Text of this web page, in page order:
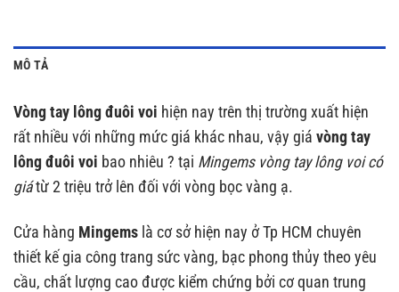
MÔ TẢ
Vòng tay lông đuôi voi hiện nay trên thị trường xuất hiện
rất nhiều với những mức giá khác nhau, vậy giá vòng tay
lông đuôi voi bao nhiêu ? tại Mingems vòng tay lông voi có
giátừ 2 triệu trở lên đối với vòng bọc vàng ạ.
Cửa hàng Mingems là cơ sở hiện nay ở Tp HCM chuyên
thiết kế gia công trang sức vàng, bạc phong thủy theo yêu
cầu, chất lượng cao được kiểm chứng bởi cơ quan trung